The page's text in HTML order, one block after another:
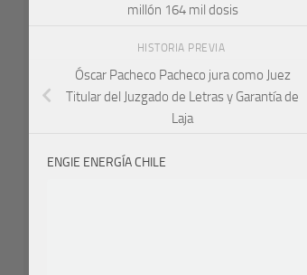
millón 164 mil dosis
HISTORIA PREVIA
Óscar Pacheco Pacheco jura como Juez
Titular del Juzgado de Letras y Garantía de
Laja
ENGIE ENERGÍA CHILE